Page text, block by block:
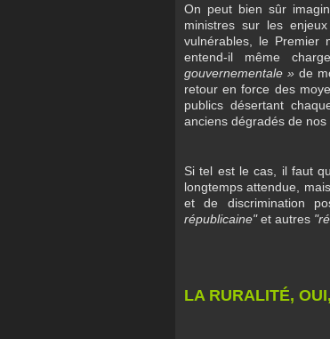
On peut bien sûr
ministres sur les
vulnérables, le Premier
entend-il même
gouvernementale »de
retour en force des
publics désertant
anciens dégradés de nos
Si tel est le cas, il faut
longtemps attendue,
et de discrimination
républicaine"et autres
LA RURALITÉ,